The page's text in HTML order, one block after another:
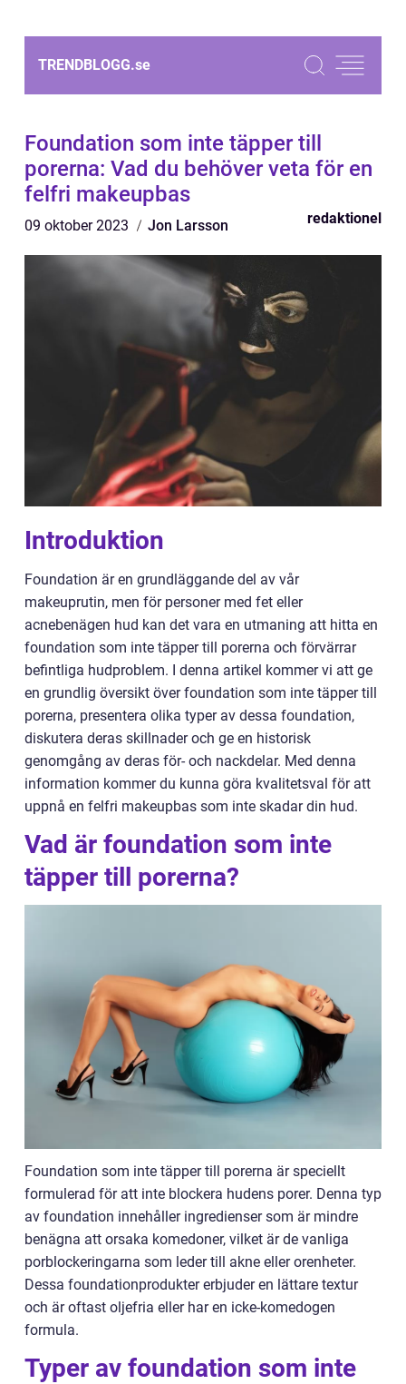
TRENDBLOGG.se
Foundation som inte täpper till
porerna: Vad du behöver veta för en
felfri makeupbas
09 oktober 2023 Jon Larsson redaktionel
Introduktion
Foundation är en grundläggande del av vår
makeuprutin, men för personer med fet eller
acnebenägen hud kan det vara en utmaning att hitta en
foundation som inte täpper till porerna och förvärrar
befintliga hudproblem. I denna artikel kommer vi att ge
en grundlig översikt över foundation som inte täpper till
porerna, presentera olika typer av dessa foundation,
diskutera deras skillnader och ge en historisk
genomgång av deras för- och nackdelar. Med denna
information kommer du kunna göra kvalitetsval för att
uppnå en felfri makeupbas som inte skadar din hud.
Vad är foundation som inte
täpper till porerna?
Foundation som inte täpper till porerna är speciellt
formulerad för att inte blockera hudens porer. Denna typ
av foundation innehåller ingredienser som är mindre
benägna att orsaka komedoner, vilket är de vanliga
porblockeringarna som leder till akne eller orenheter.
Dessa foundationprodukter erbjuder en lättare textur
och är oftast oljefria eller har en icke-komedogen
formula.
Typer av foundation som inte